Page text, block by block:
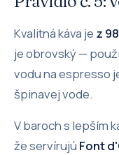
Kvalitná káva je z
je obrovský —
vodu na espresso
špinavej vode.
V baroch s lepším
že servírujú Font